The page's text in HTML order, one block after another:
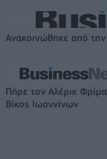
Ανακοινώθηκε από
Πήρε τον Αλέρικ
Βίκος Ιωαννίνων